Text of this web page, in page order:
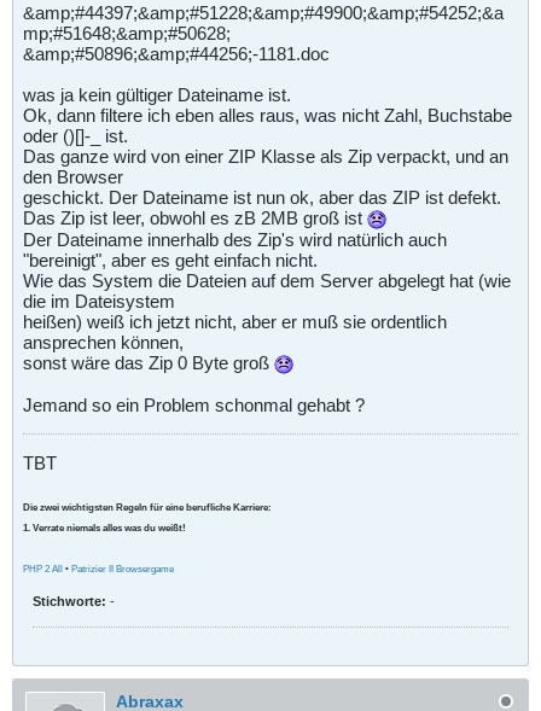
&amp;#44397;&amp;#51228;&amp;#49900;&amp;#54252;&a
mp;#51648;&amp;#50628;
&amp;#50896;&amp;#44256;-1181.doc
was ja kein gültiger Dateiname ist.
Ok, dann filtere ich eben alles raus, was nicht Zahl, Buchstabe
oder ()[]-_ ist.
Das ganze wird von einer ZIP Klasse als Zip verpackt, und an
den Browser
geschickt. Der Dateiname ist nun ok, aber das ZIP ist defekt.
Das Zip ist leer, obwohl es zB 2MB groß ist
Der Dateiname innerhalb des Zip's wird natürlich auch
"bereinigt", aber es geht einfach nicht.
Wie das System die Dateien auf dem Server abgelegt hat (wie
die im Dateisystem
heißen) weiß ich jetzt nicht, aber er muß sie ordentlich
ansprechen können,
sonst wäre das Zip 0 Byte groß
Jemand so ein Problem schonmal gehabt ?
TBT
Die zwei wichtigsten Regeln für eine berufliche Karriere:
1. Verrate niemals alles was du weißt!
PHP 2 All • Patrizier II Browsergame
Stichworte: -
Abraxax